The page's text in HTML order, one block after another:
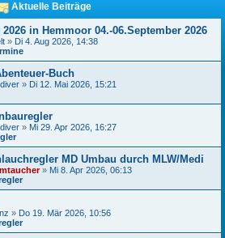
Aktuelle Beiträge
2026 in Hemmoor 04.-06.September 2026
» Di 4. Aug 2026, 14:38
Buch
» Di 12. Mai 2026, 15:21
» Mi 29. Apr 2026, 16:27
MD Umbau durch MLW/Medi
» Mi 8. Apr 2026, 06:13
» Do 19. Mär 2026, 10:56